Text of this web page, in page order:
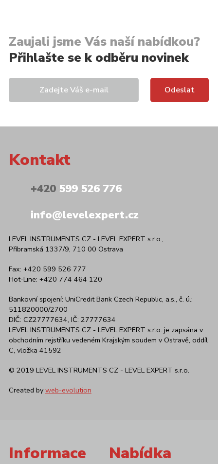
Zaujali jsme Vás naší nabídkou?
Přihlašte se k odběru novinek
Kontakt
+420599 526 776
info@levelexpert.cz
LEVEL INSTRUMENTS CZ - LEVEL EXPERT s.r.o.,
Příbramská 1337/9, 710 00 Ostrava
Fax: +420 599 526 777
Hot-Line: +420 774 464 120
Bankovní spojení: UniCredit Bank Czech Republic, a.s., č. ú.:
511820000/2700
DIČ: CZ27777634, IČ: 27777634
LEVEL INSTRUMENTS CZ - LEVEL EXPERT s.r.o. je zapsána v
obchodním rejstříku vedeném Krajským soudem v Ostravě, oddíl
C, vložka 41592
© 2019 LEVEL INSTRUMENTS CZ - LEVEL EXPERT s.r.o.
Created by web-evolution
Informace Nabídka